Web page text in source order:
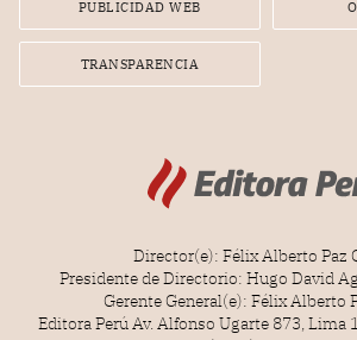
PUBLICIDAD WEB
TRANSPARENCIA
Director(e): Félix Alberto Paz
Presidente de Directorio: Hugo David
Gerente General(e): Félix Alberto
Editora Perú Av. Alfonso Ugarte 873, Lima